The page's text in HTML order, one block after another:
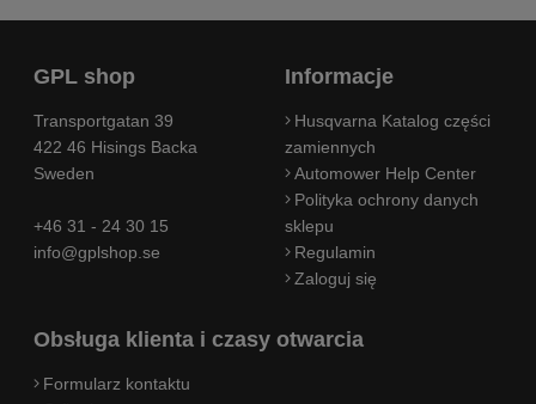
GPL shop
Transportgatan 39
422 46 Hisings Backa
Sweden
+46 31 - 24 30 15
info@gplshop.se
Informacje
Husqvarna Katalog części
zamiennych
Automower Help Center
Polityka ochrony danych
sklepu
Regulamin
Zaloguj się
Obsługa klienta i czasy otwarcia
Formularz kontaktu